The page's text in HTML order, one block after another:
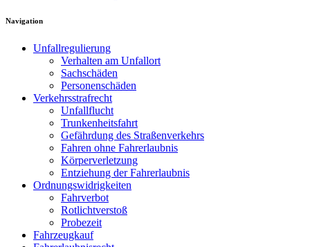
Navigation
Unfallregulierung
Verhalten am Unfallort
Sachschäden
Personenschäden
Verkehrsstrafrecht
Unfallflucht
Trunkenheitsfahrt
Gefährdung des Straßenverkehrs
Fahren ohne Fahrerlaubnis
Körperverletzung
Entziehung der Fahrerlaubnis
Ordnungswidrigkeiten
Fahrverbot
Rotlichtverstoß
Probezeit
Fahrzeugkauf